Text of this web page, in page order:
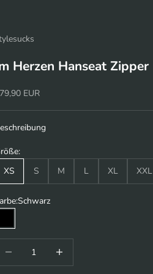
Herzen Hanseat Zipper
EUR
XS
S M L XL XXL
Schwarz
Schwarz